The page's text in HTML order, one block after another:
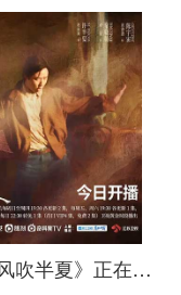
【回国加速器】爱奇艺独播剧《风吹半夏》正在热播，引力陪你回国追剧